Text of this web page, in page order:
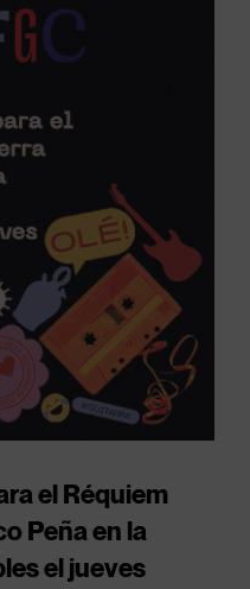
el Réquiem
Peña en la
el jueves